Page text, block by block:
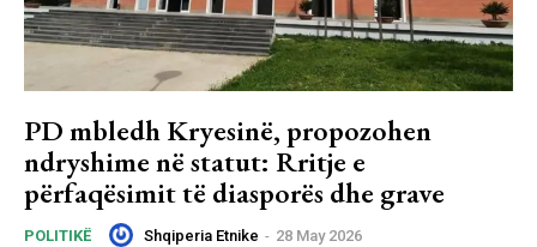
PD mbledh Kryesinë, propozohen
ndryshime në statut: Rritje e
përfaqësimit të diasporës dhe grave
POLITIKË Shqiperia Etnike - 28 May 2026